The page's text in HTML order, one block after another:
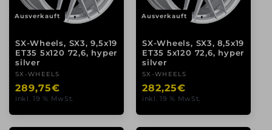
Ausverkauft
SX-Wheels, SX3, 9,5x19
ET35 5x120 72,6, hyper
silver
Anbieter:
SX-WHEELS
Normaler
Preis
289,75€
inkl. 19 % MwSt.
Ausverkauft
SX-Wheels, SX3, 8,5x19
ET35 5x120 72,6, hyper
silver
Anbieter:
SX-WHEELS
Normaler
Preis
282,25€
inkl. 19 % MwSt.